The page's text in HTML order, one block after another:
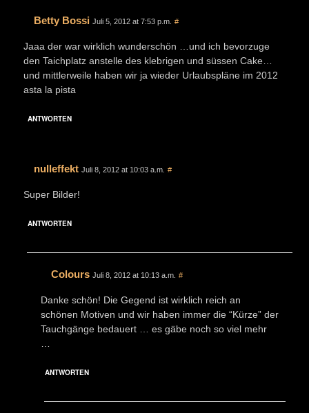
Betty Bossi Juli 5, 2012 at 7:53 p.m. #
Jaaa der war wirklich wunderschön …und ich bevorzuge
den Taichplatz anstelle des klebrigen und süssen Cake…
und mittlerweile haben wir ja wieder Urlaubspläne im 2012
asta la pista
ANTWORTEN
nulleffekt Juli 8, 2012 at 10:03 a.m. #
Super Bilder!
ANTWORTEN
Colours Juli 8, 2012 at 10:13 a.m. #
Danke schön! Die Gegend ist wirklich reich an
schönen Motiven und wir haben immer die “Kürze” der
Tauchgänge bedauert … es gäbe noch so viel mehr
ANTWORTEN